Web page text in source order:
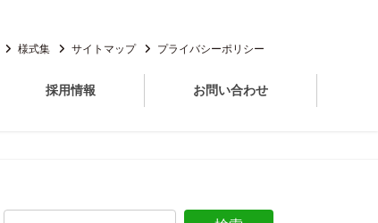
様式集 サイトマップ プライバシーポリシー
採用情報 お問い合わせ